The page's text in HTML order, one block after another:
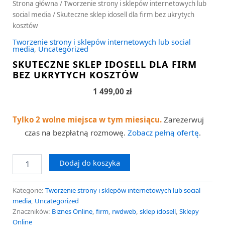
Strona główna /Tworzenie strony i sklepów internetowych lub
social media / Skuteczne sklep idosell dla firm bez ukrytych
kosztów
Tworzenie strony i sklepów internetowych lub social
media, Uncategorized
SKUTECZNE SKLEP IDOSELL DLA FIRM
BEZ UKRYTYCH KOSZTÓW
1 499,00 zł
Tylko 2 wolne miejsca w tym miesiącu. Zarezerwuj
czas na bezpłatną rozmowę. Zobacz pełną ofertę.
Dodaj do koszyka
Kategorie: Tworzenie strony i sklepów internetowych lub social
media, Uncategorized
Znaczników: Biznes Online, firm, rwdweb, sklep idosell, Sklepy
Online